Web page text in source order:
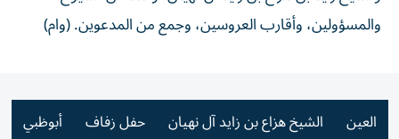
والمسؤولين، وأقارب العروسين، وجمع من المدعوين. (وام)
العين الشيخ هزاع بن زايد آل نهيان حفل زفاف أبوظبي